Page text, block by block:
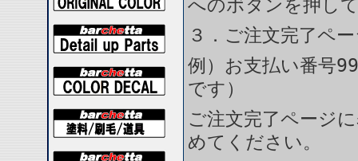
へのボタンを押し
３．ご注文完了ペ
例）お支払い番号
です）
ご注文完了ページ
めてください。